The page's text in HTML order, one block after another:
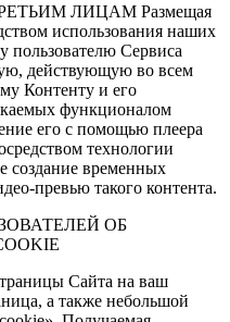
ЛИЦАМ Размещая
использования наших
пользователю Сервиса
действующую во всем
Контенту и его
функционалом
его с помощью плеера
технологии
создание временных
превью такого контента.
ОБ
Сайта на ваш
а также небольшой